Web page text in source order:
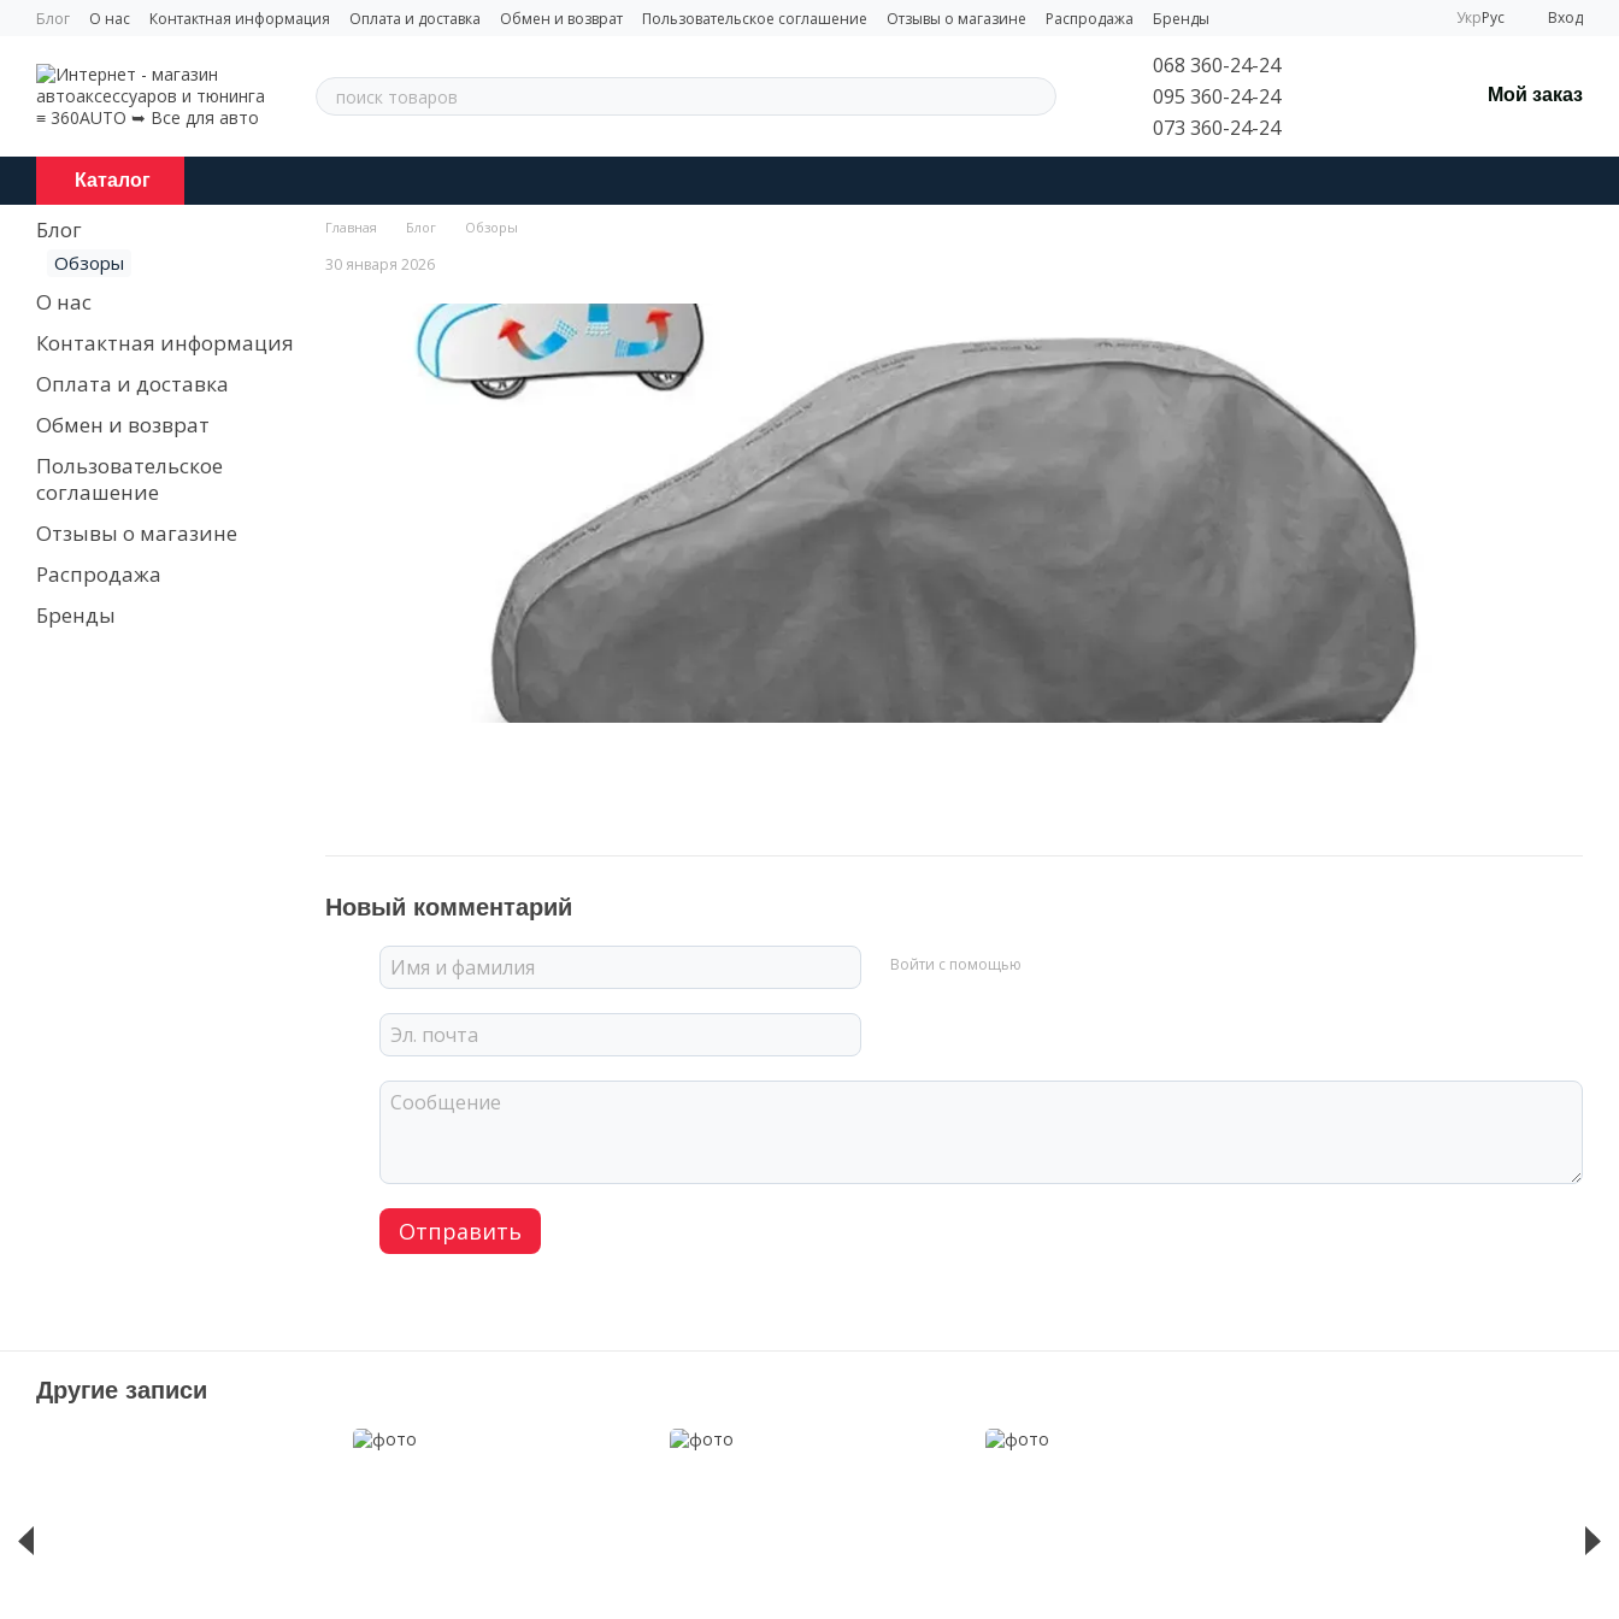
Перейти к основному контенту
Блог О нас Контактная информация Оплата и доставка Обмен и возврат Пользовательское соглашение Отзывы о магазине Распродажа Бренды УкрРус Вход
068 360-24-24
095 360-24-24
073 360-24-24
Мой заказ
Каталог
Главная Блог Обзоры
30 января 2026
Новый комментарий
Войти с помощью
Отправить
Блог
Обзоры
О нас
Контактная информация
Оплата и доставка
Обмен и возврат
Пользовательское
соглашение
Отзывы о магазине
Распродажа
Бренды
Другие записи